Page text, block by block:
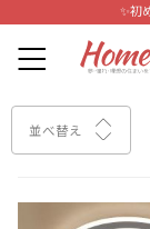
✨初
並べ替え